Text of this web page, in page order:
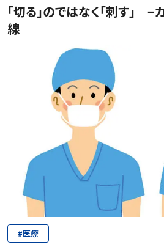
｢切る｣のではなく｢刺す｣ −
線
#医療